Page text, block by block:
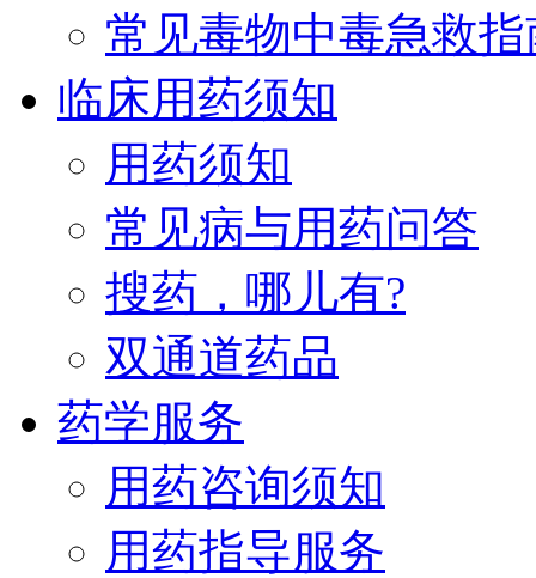
常见毒物中毒急救指
临床用药须知
用药须知
常见病与用药问答
搜药，哪儿有?
双通道药品
药学服务
用药咨询须知
用药指导服务